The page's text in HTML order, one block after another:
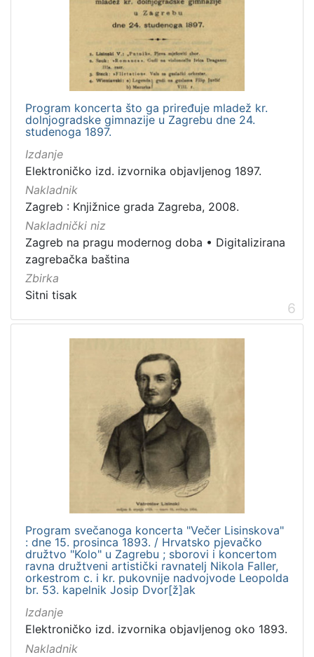
Program koncerta što ga priređuje mladež kr.
dolnjogradske gimnazije u Zagrebu dne 24.
studenoga 1897.
Izdanje
Elektroničko izd. izvornika objavljenog 1897.
Nakladnik
Zagreb : Knjižnice grada Zagreba, 2008.
Nakladnički niz
Zagreb na pragu modernog doba • Digitalizirana
zagrebačka baština
Zbirka
Sitni tisak
6
Program svečanoga koncerta "Večer Lisinskova"
: dne 15. prosinca 1893. / Hrvatsko pjevačko
družtvo "Kolo" u Zagrebu ; sborovi i koncertom
ravna družtveni artistički ravnatelj Nikola Faller,
orkestrom c. i kr. pukovnije nadvojvode Leopolda
br. 53. kapelnik Josip Dvor[ž]ak
Izdanje
Elektroničko izd. izvornika objavljenog oko 1893.
Nakladnik